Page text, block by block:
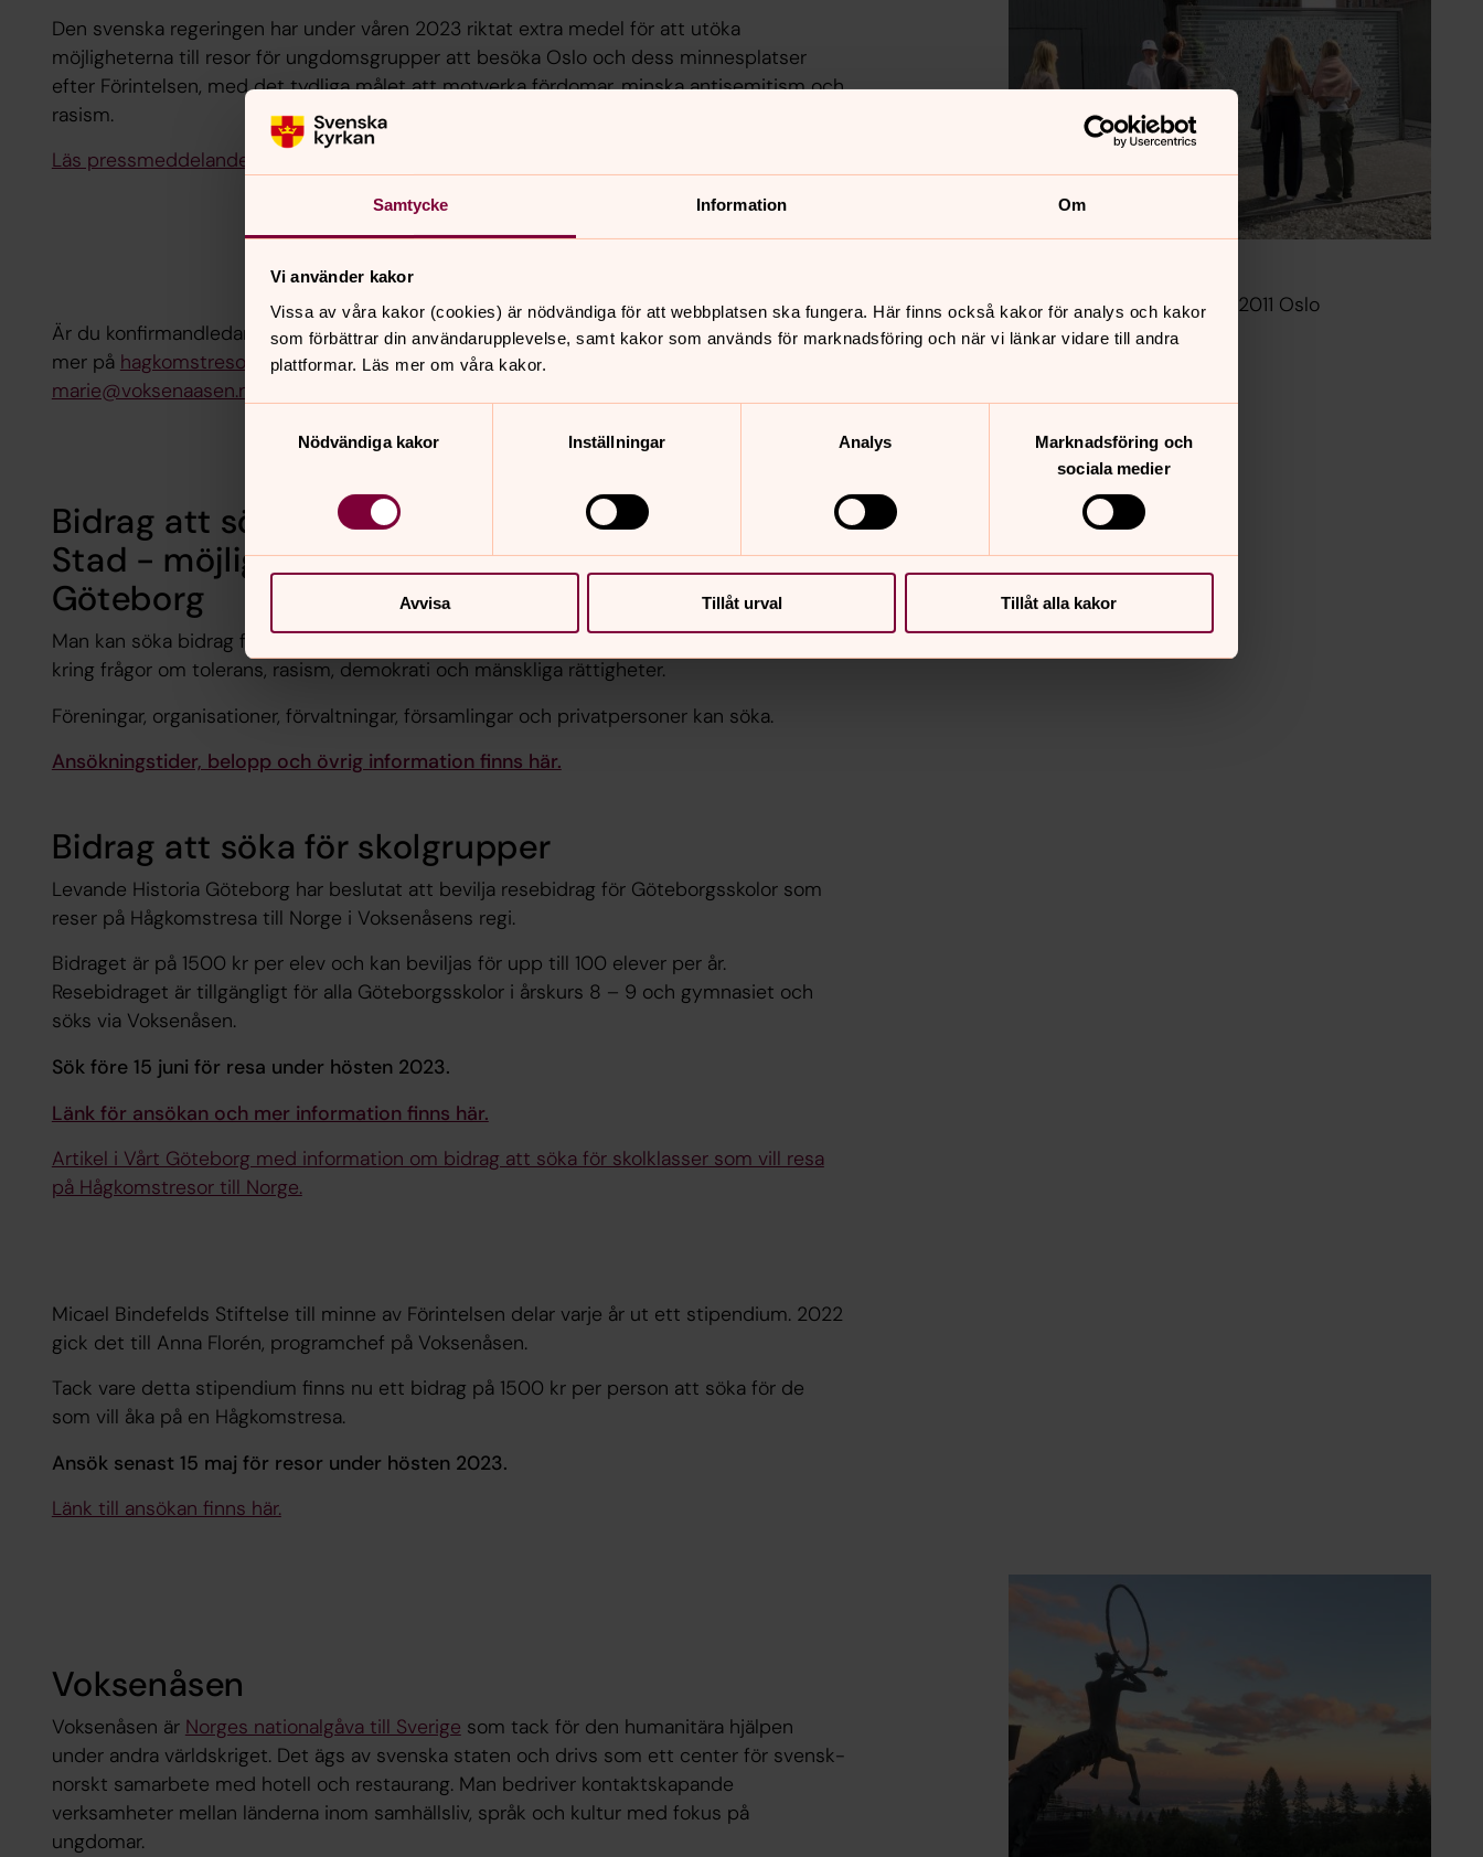
Samtycke Information Om
Vi använder kakor
Vissa av våra kakor (cookies) är nödvändiga för att webbplatsen ska fungera. Här finns också kakor för analys och kakor
som förbättrar din användarupplevelse, samt kakor som används för marknadsföring och när vi länkar vidare till andra
plattformar. Läs mer om våra kakor.
Nödvändiga kakor
Inställningar Analys
Marknadsföring och
sociala medier
Avvisa Tillåt urval Tillåt alla kakor
Den svenska regeringen har under våren 2023 riktat extra medel för att utöka
möjligheterna till resor för ungdomsgrupper att besöka Oslo och dess minnesplatser
efter Förintelsen, med det tydliga målet att motverka fördomar, minska antisemitism och
rasism.
Läs pressmeddelandet här.
Minnesmärke efter 22 juli 2011 Oslo
Är du konfirmandledare, skolledare, lärare eller någon annan som vill boka en resa? Läs
mer på hagkomstresor.orgeller ta kontakt med pedagog Marie Thrana Tindstad
marie@voksenaasen.no
Bidrag att söka hos Levande historia Göteborgs
Stad - möjligt även för konfirmandgrupper i
Göteborg
Man kan söka bidrag för aktiviteter som bidrar till att informera om och skapa diskussion
kring frågor om tolerans, rasism, demokrati och mänskliga rättigheter.
Föreningar, organisationer, förvaltningar, församlingar och privatpersoner kan söka.
Ansökningstider, belopp och övrig information finns här.
Bidrag att söka för skolgrupper
Levande Historia Göteborg har beslutat att bevilja resebidrag för Göteborgsskolor som
reser på Hågkomstresa till Norge i Voksenåsens regi.
Bidraget är på 1500 kr per elev och kan beviljas för upp till 100 elever per år.
Resebidraget är tillgängligt för alla Göteborgsskolor i årskurs 8 – 9 och gymnasiet och
söks via Voksenåsen.
Sök före 15 juni för resa under hösten 2023.
Länk för ansökan och mer information finns här.
Artikel i Vårt Göteborg med information om bidrag att söka för skolklasser som vill resa
på Hågkomstresor till Norge.
Micael Bindefelds Stiftelse till minne av Förintelsen delar varje år ut ett stipendium. 2022
gick det till Anna Florén, programchef på Voksenåsen.
Tack vare detta stipendium finns nu ett bidrag på 1500 kr per person att söka för de
som vill åka på en Hågkomstresa.
Ansök senast 15 maj för resor under hösten 2023.
Länk till ansökan finns här.
Voksenåsen
Voksenåsen är Norges nationalgåva till Sverige som tack för den humanitära hjälpen
under andra världskriget. Det ägs av svenska staten och drivs som ett center för svensk-
norskt samarbete med hotell och restaurang. Man bedriver kontaktskapande
verksamheter mellan länderna inom samhällsliv, språk och kultur med fokus på
ungdomar.